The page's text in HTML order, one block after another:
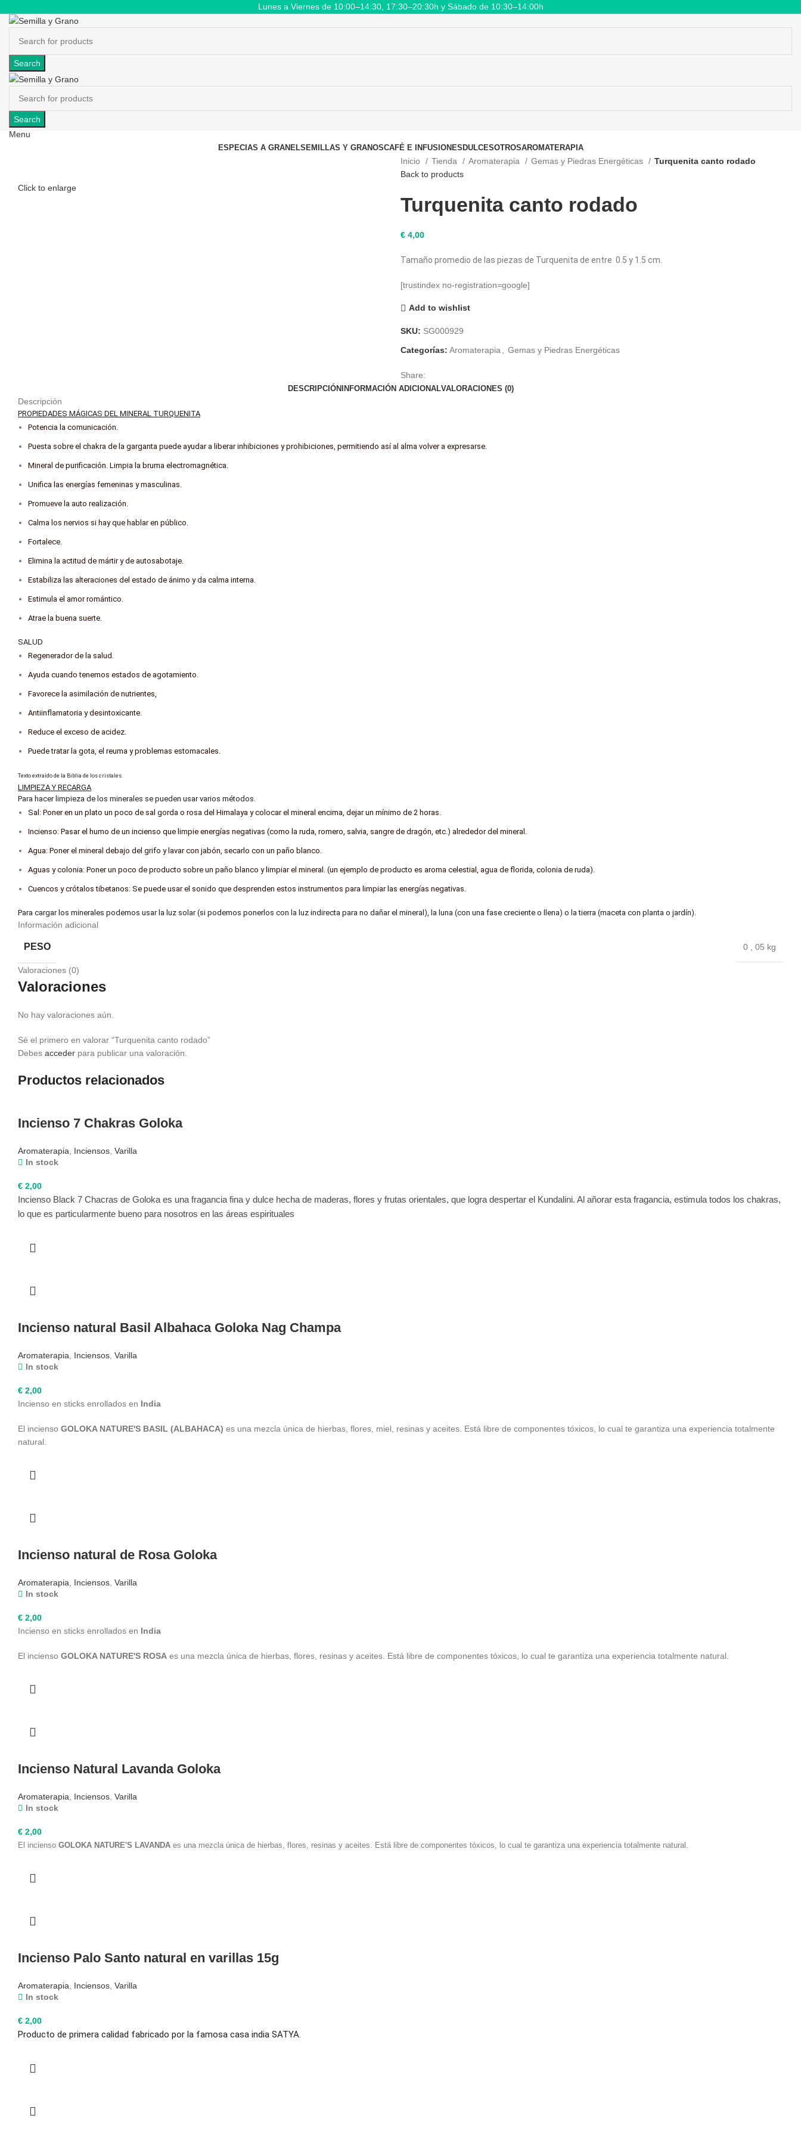
Lunes a Viernes de 10:00–14:30, 17:30–20:30h y Sábado de 10:30–14:00h
Search
Search
Menu
ESPECIAS A GRANELSEMILLAS Y GRANOSCAFÉ E INFUSIONESDULCESOTROSAROMATERAPIA
Click to enlarge
Inicio Tienda Aromaterapia Gemas y Piedras Energéticas
Turquenita canto rodado
Back to products
Turquenita canto rodado
€ 4,00
Tamaño promedio de las piezas de Turquenita de entre 0.5 y 1.5 cm.
[trustindex no-registration=google]
Add to wishlist
SKU: SG000929
Categorías: Aromaterapia Gemas y Piedras Energéticas
Share:
DESCRIPCIÓNINFORMACIÓN ADICIONALVALORACIONES (0)
Descripción
PROPIEDADES MÁGICAS DEL MINERAL TURQUENITA
Potencia la comunicación.
Puesta sobre el chakra de la garganta puede ayudar a liberar inhibiciones y prohibiciones, permitiendo así al alma volver a expresarse.
Mineral de purificación. Limpia la bruma electromagnética.
Unifica las energías femeninas y masculinas.
Promueve la auto realización.
Calma los nervios si hay que hablar en público.
Fortalece.
Elimina la actitud de mártir y de autosabotaje.
Estabiliza las alteraciones del estado de ánimo y da calma interna.
Estimula el amor romántico.
Atrae la buena suerte.
SALUD
Regenerador de la salud.
Ayuda cuando tenemos estados de agotamiento.
Favorece la asimilación de nutrientes,
Antiinflamatoria y desintoxicante.
Reduce el exceso de acidez.
Puede tratar la gota, el reuma y problemas estomacales.
Texto extraído de la Biblia de los cristales.
LIMPIEZA Y RECARGA
Para hacer limpieza de los minerales se pueden usar varios métodos.
Sal: Poner en un plato un poco de sal gorda o rosa del Himalaya y colocar el mineral encima, dejar un mínimo de 2 horas.
Incienso: Pasar el humo de un incienso que limpie energías negativas (como la ruda, romero, salvia, sangre de dragón, etc.) alrededor del mineral.
Agua: Poner el mineral debajo del grifo y lavar con jabón, secarlo con un paño blanco.
Aguas y colonia: Poner un poco de producto sobre un paño blanco y limpiar el mineral. (un ejemplo de producto es aroma celestial, agua de florida, colonia de ruda).
Cuencos y crótalos tibetanos: Se puede usar el sonido que desprenden estos instrumentos para limpiar las energías negativas.
Para cargar los minerales podemos usar la luz solar (si podemos ponerlos con la luz indirecta para no dañar el mineral), la luna (con una fase creciente o llena) o la tierra (maceta con planta o jardín).
Información adicional
PESO 0 , 05 kg
Valoraciones (0)
Valoraciones
No hay valoraciones aún.
Sé el primero en valorar “Turquenita canto rodado”
Debes acceder para publicar una valoración.
Productos relacionados
Incienso 7 Chakras Goloka
Aromaterapia, Inciensos, Varilla
In stock
€ 2,00
Incienso Black 7 Chacras de Goloka es una fragancia fina y dulce hecha de maderas, flores y frutas orientales, que logra despertar el Kundalini. Al añorar esta fragancia, estimula todos los chakras,
lo que es particularmente bueno para nosotros en las áreas espirituales
Incienso natural Basil Albahaca Goloka Nag Champa
Aromaterapia, Inciensos, Varilla
In stock
€ 2,00
Incienso en sticks enrollados en India
El incienso GOLOKA NATURE'S BASIL (ALBAHACA) es una mezcla única de hierbas, flores, miel, resinas y aceites. Está libre de componentes tóxicos, lo cual te garantiza una experiencia totalmente
natural.
Incienso natural de Rosa Goloka
Aromaterapia, Inciensos, Varilla
In stock
€ 2,00
Incienso en sticks enrollados en India
El incienso GOLOKA NATURE'S ROSA es una mezcla única de hierbas, flores, resinas y aceites. Está libre de componentes tóxicos, lo cual te garantiza una experiencia totalmente natural.
Incienso Natural Lavanda Goloka
Aromaterapia, Inciensos, Varilla
In stock
€ 2,00
El incienso GOLOKA NATURE'S LAVANDA es una mezcla única de hierbas, flores, resinas y aceites. Está libre de componentes tóxicos, lo cual te garantiza una experiencia totalmente natural.
Incienso Palo Santo natural en varillas 15g
Aromaterapia, Inciensos, Varilla
In stock
€ 2,00
Producto de primera calidad fabricado por la famosa casa india SATYA.